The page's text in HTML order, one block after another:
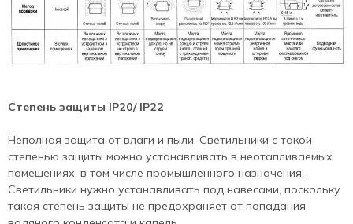
Степень защиты IP20/ IP22
Неполная защита от влаги и пыли. Светильники с такой
степенью защиты можно устанавливать в неотапливаемых
помещениях, в том числе промышленного назначения.
Светильники нужно устанавливать под навесами, поскольку
такая степень защиты не предохраняет от попадания